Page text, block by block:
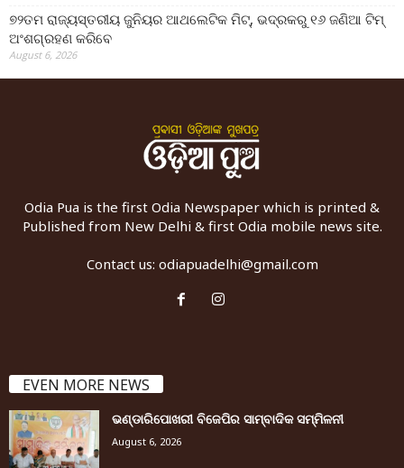
୭୨ତମ ରାଜ୍ୟସ୍ତରୀୟ ଜୁନିୟର ଆଥଲେଟିକ ମିଟ୍‌, ଭଦ୍ରକରୁ ୧୬ ଜଣିଆ ଟିମ୍
ଅଂଶଗ୍ରହଣ କରିବେ
August 6, 2026
Odia Pua is the first Odia Newspaper which is printed &
Published from New Delhi & first Odia mobile news site.
Contact us: odiapuadelhi@gmail.com
EVEN MORE NEWS
ଭଣ୍ଡାରିପୋଖରୀ ବିଜେପିର ସାମ୍ବାଦିକ ସମ୍ମିଳନୀ
August 6, 2026